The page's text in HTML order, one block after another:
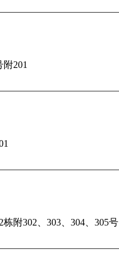
201
附302、303、304、305号